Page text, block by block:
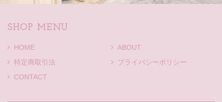
SHOP MENU
HOME
ABOUT
特定商取引法
プライバシーポリシー
CONTACT